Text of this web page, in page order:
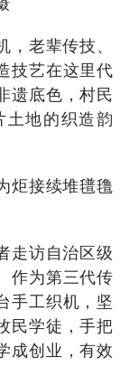
老辈传技、
技艺在这里代
遗底色，村民
土地的织造韵
接续堆氆氇
访自治区级
作为第三代传
手工织机，坚
民学徒，手把
成创业，有效